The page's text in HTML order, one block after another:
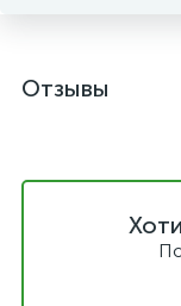
Отзывы